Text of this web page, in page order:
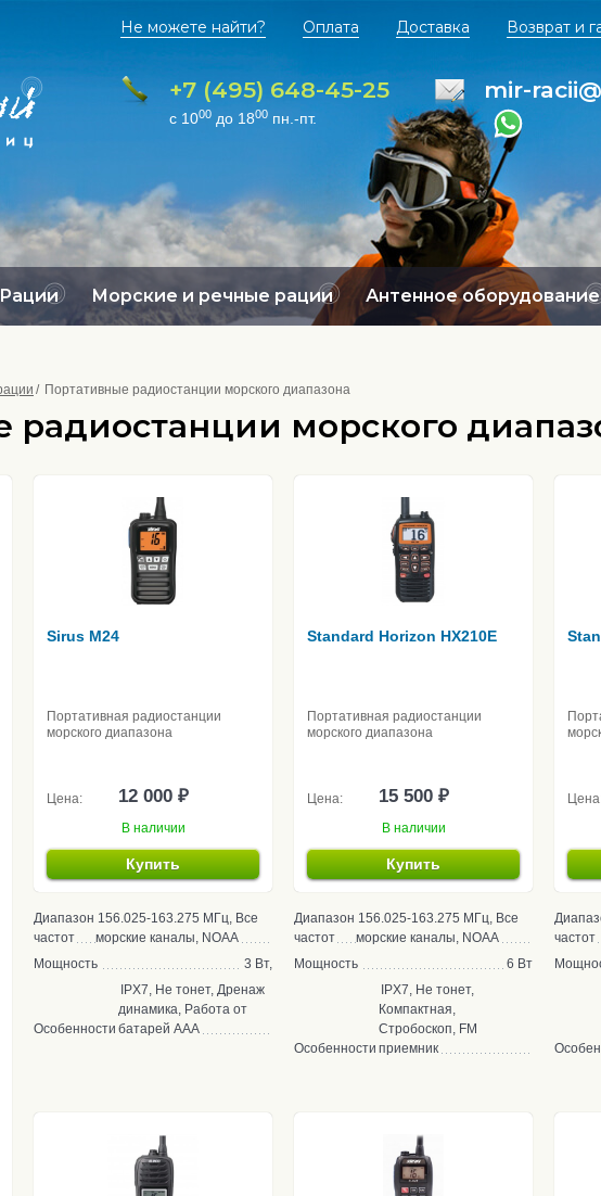
Не можете найти? Оплата Доставка Возврат и
+7 (495) 648-45-25
с 1000 до 1800 пн.-пт.
mir-
Рации Морские и речные рации Антенное оборудование
Портативные радиостанции морского диапазона
радиостанции морского
Sirus M24
Портативная радиостанции
морского диапазона
Цена: 12 000 ₽
В наличии
Купить
Диапазон
частот
156.025-163.275 МГц, Все
морские каналы, NOAA
Мощность
3 Вт,
Особенности
IPX7, Не тонет, Дренаж
динамика, Работа от
батарей ААА
Standard Horizon HX210E
Портативная радиостанции
морского диапазона
Цена: 15 500 ₽
В наличии
Купить
Диапазон
частот
156.025-163.275 МГц, Все
морские каналы, NOAA
Мощность
6 Вт
Особенности
IPX7, Не тонет,
Компактная,
Стробоскоп, FM
приемник
частот